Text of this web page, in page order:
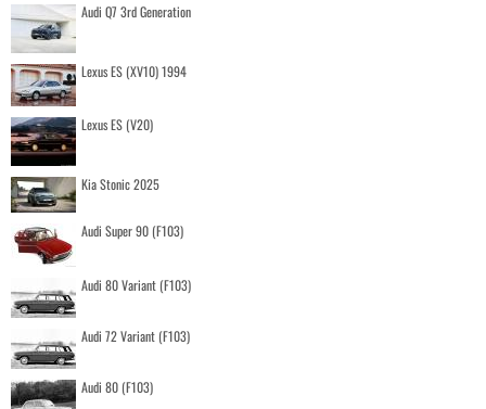
Audi Q7 3rd Generation
Lexus ES (XV10) 1994
Lexus ES (V20)
Kia Stonic 2025
Audi Super 90 (F103)
Audi 80 Variant (F103)
Audi 72 Variant (F103)
Audi 80 (F103)